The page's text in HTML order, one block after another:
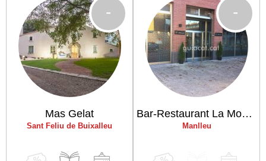
Mas Gelat
Sant Feliu de Buixalleu
-
Bar-Restaurant La Mossegada
Manlleu
-